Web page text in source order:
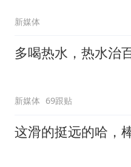
新媒体
多喝热水，热水治
新媒体 69跟贴
这滑的挺远的哈，